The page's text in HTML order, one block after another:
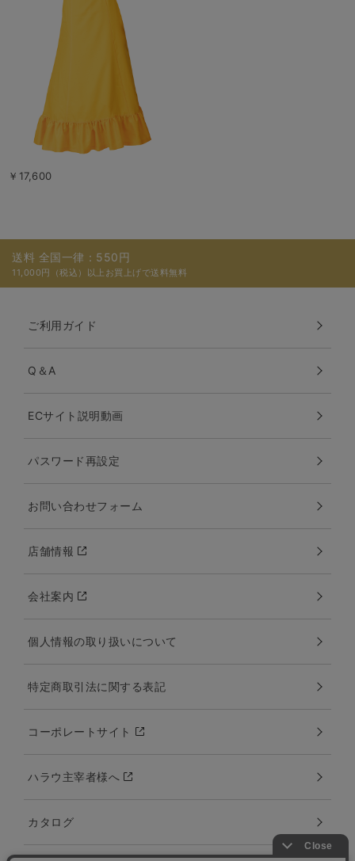
￥17,600
送料 全国一律：550円
11,000円（税込）以上お買上げで送料無料
ご利用ガイド
Q＆A
ECサイト説明動画
パスワード再設定
お問い合わせフォーム
店舗情報
会社案内
個人情報の取り扱いについて
特定商取引法に関する表記
コーポレートサイト
ハラウ主宰者様へ
カタログ